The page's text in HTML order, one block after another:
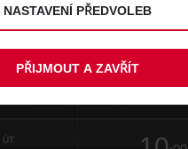
NE
změnit
Požadovaný
10
ÚT
výběrem
NASTAVENÍ PŘEDVOLEB
PŘIJMOUT A ZAVŘÍT